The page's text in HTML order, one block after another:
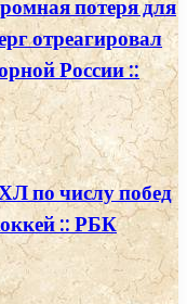
потеря для
отреагировал
России ::
по числу побед
:: РБК